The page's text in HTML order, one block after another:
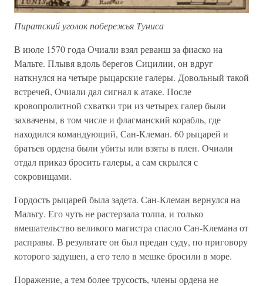
Пиратский уголок побережья Туниса
В июле 1570 года Очиали взял реванш за фиаско на
Мальте. Плывя вдоль берегов Сицилии, он вдруг
наткнулся на четыре рыцарские галеры. Довольный такой
встречей, Очиали дал сигнал к атаке. После
кровопролитной схватки три из четырех галер были
захвачены, в том числе и флагманский корабль, где
находился командующий, Сан-Клеман. 60 рыцарей и
братьев ордена были убиты или взяты в плен. Очиали
отдал приказ бросить галеры, а сам скрылся с
сокровищами.
Гордость рыцарей была задета. Сан-Клеман вернулся на
Мальту. Его чуть не растерзала толпа, и только
вмешательство великого магистра спасло Сан-Клемана от
расправы. В результате он был предан суду, по приговору
которого задушен, а его тело в мешке бросили в море.
Поражение, а тем более трусость, члены ордена не